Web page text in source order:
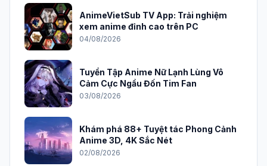
AnimeVietSub TV App: Trải nghiệm
xem anime đỉnh cao trên PC
04/08/2026
Tuyển Tập Anime Nữ Lạnh Lùng Vô
Cảm Cực Ngầu Đốn Tim Fan
03/08/2026
Khám phá 88+ Tuyệt tác Phong Cảnh
Anime 3D, 4K Sắc Nét
02/08/2026